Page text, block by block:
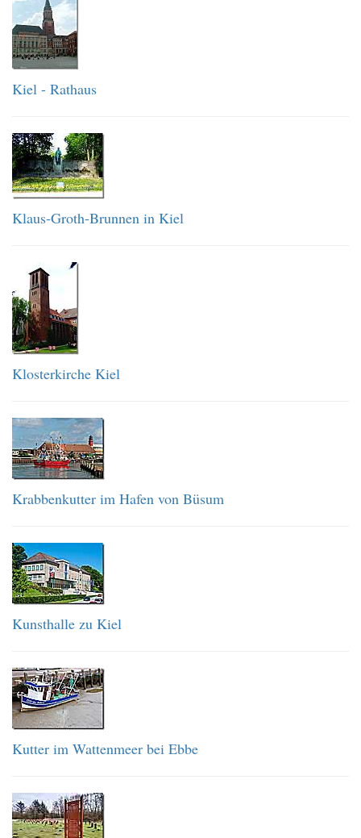
Kiel - Rathaus
Klaus-Groth-Brunnen in Kiel
Klosterkirche Kiel
Krabbenkutter im Hafen von Büsum
Kunsthalle zu Kiel
Kutter im Wattenmeer bei Ebbe